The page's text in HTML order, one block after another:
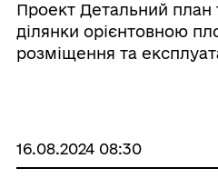
Проект Детальний план
ділянки орієнтовною
розміщення та
Но ...
16.08.2024 08:30